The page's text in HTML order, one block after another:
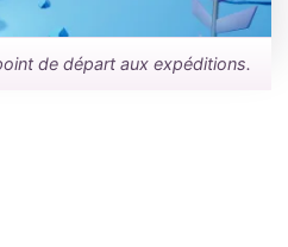
de départ aux expéditions.